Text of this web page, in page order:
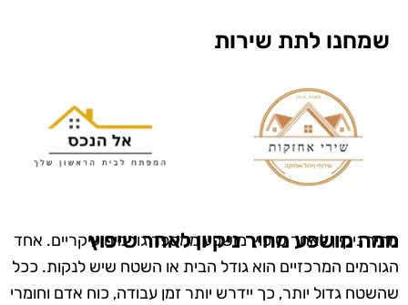
שמחנו לתת שירות
ממה מושפע מחיר ניקיון לאחר שיפוץ
מחיר ניקיון לאחר שיפוץ מושפע ממספר גורמים עיקריים. אחד
הגורמים המרכזיים הוא גודל הבית או השטח שיש לנקות. ככל
שהשטח גדול יותר, כך יידרש יותר זמן עבודה, כוח אדם וחומרי